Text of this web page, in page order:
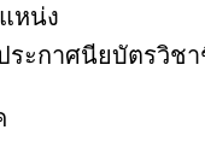
หน่ง
ะกาศนียบัตรวิช